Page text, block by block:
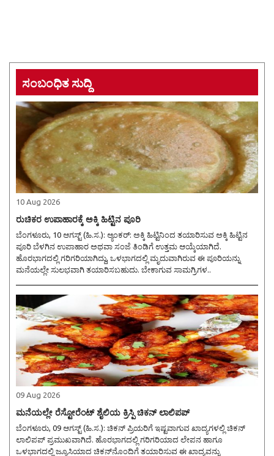
ಸಂಬಂಧಿತ ಸುದ್ದಿ
10 Aug 2026
ರುಚಿಕರ ಉಪಾಹಾರಕ್ಕೆ ಅಕ್ಕಿ ಹಿಟ್ಟಿನ ಪೂರಿ
ಬೆಂಗಳೂರು, 10 ಆಗಸ್ಟ್ (ಹಿ.ಸ.): ಆ್ಯಂಕರ್: ಅಕ್ಕಿ ಹಿಟ್ಟಿನಿಂದ ತಯಾರಿಸುವ ಅಕ್ಕಿ ಹಿಟ್ಟಿನ
ಪೂರಿ ಬೆಳಗಿನ ಉಪಾಹಾರ ಅಥವಾ ಸಂಜೆ ತಿಂಡಿಗೆ ಉತ್ತಮ ಆಯ್ಕೆಯಾಗಿದೆ.
ಹೊರಭಾಗದಲ್ಲಿ ಗರಿಗರಿಯಾಗಿದ್ದು, ಒಳಭಾಗದಲ್ಲಿ ಮೃದುವಾಗಿರುವ ಈ ಪೂರಿಯನ್ನು
ಮನೆಯಲ್ಲೇ ಸುಲಭವಾಗಿ ತಯಾರಿಸಬಹುದು. ಬೇಕಾಗುವ ಸಾಮಗ್ರಿಗಳ..
09 Aug 2026
ಮನೆಯಲ್ಲೇ ರೆಸ್ಟೋರೆಂಟ್ ಶೈಲಿಯ ಕ್ರಿಸ್ಪಿ ಚಿಕನ್ ಲಾಲಿಪಪ್
ಬೆಂಗಳೂರು, 09 ಆಗಸ್ಟ್ (ಹಿ.ಸ.): ಚಿಕನ್ ಪ್ರಿಯರಿಗೆ ಇಷ್ಟವಾಗುವ ಖಾದ್ಯಗಳಲ್ಲಿ ಚಿಕನ್
ಲಾಲಿಪಪ್ ಪ್ರಮುಖವಾಗಿದೆ. ಹೊರಭಾಗದಲ್ಲಿ ಗರಿಗರಿಯಾದ ಲೇಪನ ಹಾಗೂ
ಒಳಭಾಗದಲ್ಲಿ ಜ್ಯೂಸಿಯಾದ ಚಿಕನ್‌ನೊಂದಿಗೆ ತಯಾರಿಸುವ ಈ ಖಾದ್ಯವನ್ನು